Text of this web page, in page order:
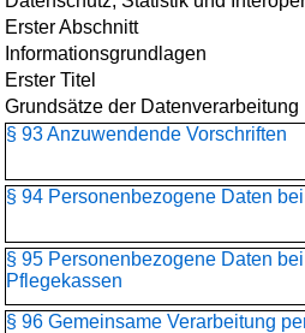
Erster Abschnitt
Informationsgrundlagen
Erster Titel
Grundsätze der Datenverarbeitung
§ 93 Anzuwendende Vorschriften
§ 94 Personenbezogene Daten
§ 95 Personenbezogene Daten
Pflegekassen
§ 96 Gemeinsame Verarbeitung